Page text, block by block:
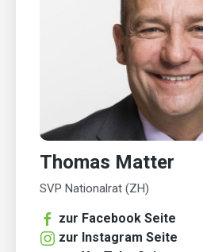
Thomas Matter
SVP Nationalrat (ZH)
zur Facebook Seite
zur Instagram Seite